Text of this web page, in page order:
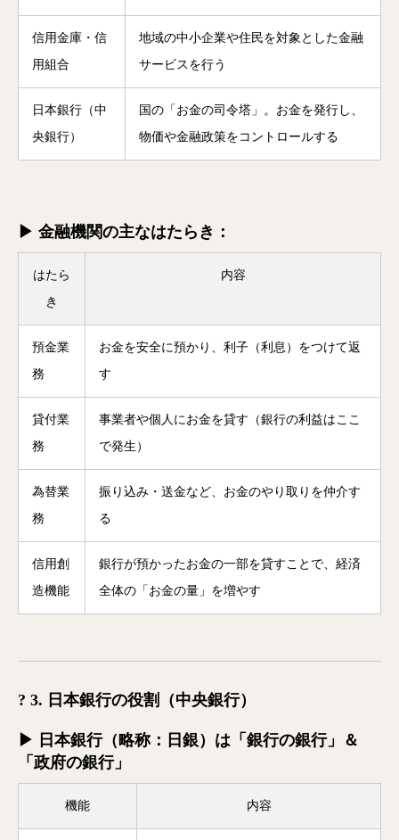
信用金庫・信
用組合
地域の中小企業や住民を対象とした金融
サービスを行う
日本銀行（中
央銀行）
国の「お金の司令塔」。お金を発行し、
物価や金融政策をコントロールする
▶ 金融機関の主なはたらき：
はたら
き
内容
預金業
務
お金を安全に預かり、利子（利息）をつけて返
す
貸付業
務
事業者や個人にお金を貸す（銀行の利益はここ
で発生）
為替業
務
振り込み・送金など、お金のやり取りを仲介す
る
信用創
造機能
銀行が預かったお金の一部を貸すことで、経済
全体の「お金の量」を増やす
? 3. 日本銀行の役割（中央銀行）
▶ 日本銀行（略称：日銀）は「銀行の銀行」＆
「政府の銀行」
機能 内容